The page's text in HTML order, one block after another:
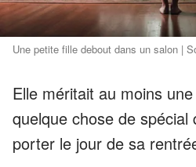
Une petite fille debout dans un salon |
Elle méritait au moins
quelque chose de spécial
porter le jour de sa